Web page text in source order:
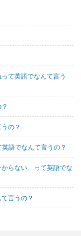
て英語でなんて言う
の？
語でなんて言うの？
らない、って英語でな
言うの？